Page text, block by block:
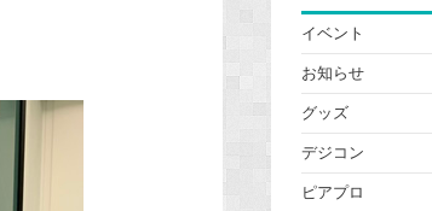
イベント
お知らせ
グッズ
デジコン
ピアプロ